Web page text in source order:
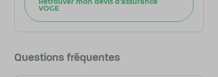
VOGE
Questions fréquentes